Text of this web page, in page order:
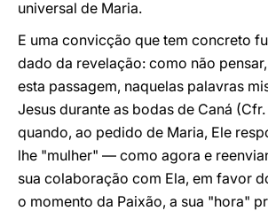
universal de Maria.
E uma convicção que tem concreto
dado da revelação: como não
esta passagem, naquelas palavras
Jesus durante as bodas de Caná (Cfr.
quando, ao pedido de Maria, Ele
lhe "mulher" — como agora e
sua colaboração com Ela, em favor
o momento da Paixão, a sua "hora"